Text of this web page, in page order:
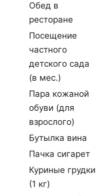
Обед в
ресторане
Посещение
частного
детского сада
(в мес.)
Пара кожаной
обуви (для
взрослого)
Бутылка вина
Пачка сигарет
Куриные грудки
(1 кг)